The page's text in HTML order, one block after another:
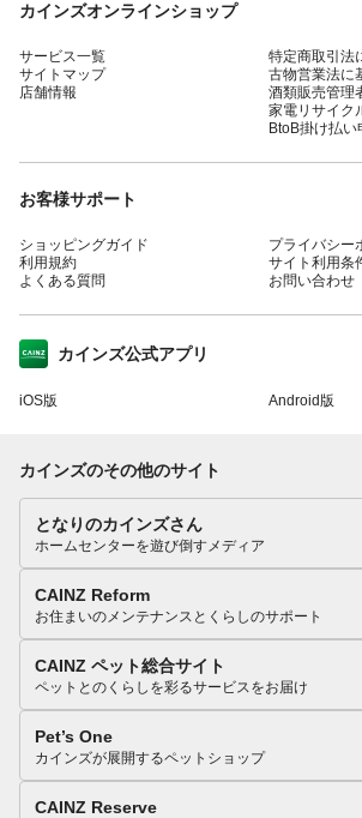
カインズオンラインショップ
サービス一覧
サイトマップ
店舗情報
特定商取引法
古物営業法に
酒類販売管理
家電リサイク
BtoB掛け払い
お客様サポート
ショッピングガイド
利用規約
よくある質問
プライバシー
サイト利用条
お問い合わせ
カインズ公式アプリ
iOS版 Android版
カインズのその他のサイト
となりのカインズさん
ホームセンターを遊び倒すメディア
CAINZ Reform
お住まいのメンテナンスとくらしのサポート
CAINZ ペット総合サイト
ペットとのくらしを彩るサービスをお届け
Pet’s One
カインズが展開するペットショップ
CAINZ Reserve